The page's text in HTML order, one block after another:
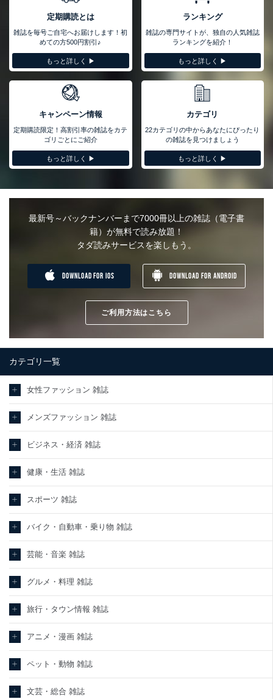
定期購読とは
雑誌を毎号ご自宅へお届けします！初
めての方500円割引♪
もっと詳しく ▶︎
ランキング
雑誌の専門サイトが、独自の人気雑誌
ランキングを紹介！
もっと詳しく ▶︎
キャンペーン情報
定期購読限定！高割引率の雑誌をカテ
ゴリごとにご紹介
もっと詳しく ▶︎
カテゴリ
22カテゴリの中からあなたにぴったり
の雑誌を見つけましょう
もっと詳しく ▶︎
最新号～バックナンバーまで7000冊以上の雑誌（電子書
籍）が無料で読み放題！
タダ読みサービスを楽しもう。
DOWNLOAD FOR IOS DOWNLOAD FOR ANDROID
ご利用方法はこちら
カテゴリ一覧
女性ファッション 雑誌
メンズファッション 雑誌
ビジネス・経済 雑誌
健康・生活 雑誌
スポーツ 雑誌
バイク・自動車・乗り物 雑誌
芸能・音楽 雑誌
グルメ・料理 雑誌
旅行・タウン情報 雑誌
アニメ・漫画 雑誌
ペット・動物 雑誌
文芸・総合 雑誌